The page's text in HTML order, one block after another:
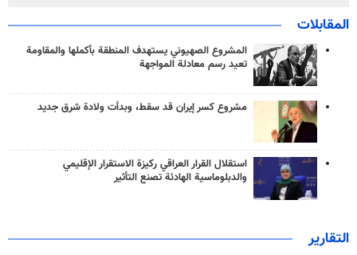
المقابلات
المشروع الصهيوني يستهدف المنطقة بأكملها والمقاومة
تعيد رسم معادلة المواجهة
مشروع كسر إيران قد سقط، وبدأت ولادة شرق جديد
استقلال القرار العراقي ركيزة الاستقرار الإقليمي
والدبلوماسية الهادئة تصنع التأثير
التقارير